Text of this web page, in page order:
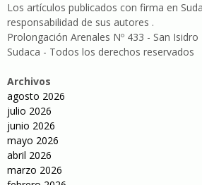
Los artículos publicados con firma en
responsabilidad de sus autores .
Prolongación Arenales Nº 433 - San Isidro
Sudaca - Todos los derechos reservados
Archivos
agosto 2026
julio 2026
junio 2026
mayo 2026
abril 2026
marzo 2026